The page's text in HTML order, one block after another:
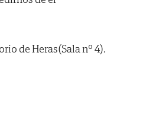
de Heras(Sala nº 4).